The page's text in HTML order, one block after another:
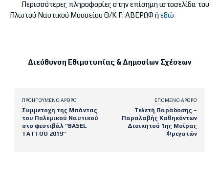
Περισσότερες πληροφορίες στην επίσημη ιστοσελίδα του
Πλωτού Ναυτικού Μουσείου Θ/Κ Γ. ΑΒΕΡΩΦ ήεδώ
Διεύθυνση Εθιμοτυπίας & Δημοσίων Σχέσεων
ΠΡΟΗΓΟΎΜΕΝΟ ΆΡΘΡΟ
Συμμετοχή της Μπάντας
του Πολεμικού Ναυτικού
στο φεστιβάλ ‘’ΒΑSEL
TATTOO 2019’’
ΕΠΌΜΕΝΟ ΆΡΘΡΟ
Τελετή Παράδοσης –
Παραλαβής Καθηκόντων
Διοικητού 1ης Μοίρας
Φρεγατών